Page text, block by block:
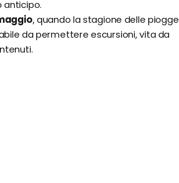
anticipo.
, quando la stagione delle piogge
da permettere escursioni, vita da